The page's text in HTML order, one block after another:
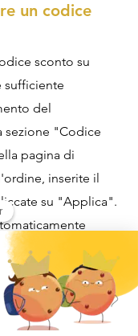
un codice
sconto su
sufficiente
del
sezione "Codice
pagina di
inserite il
su "Applica".
totale
sono a casa